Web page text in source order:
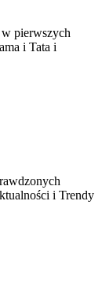
pierwszych
i Tata i
i Trendy